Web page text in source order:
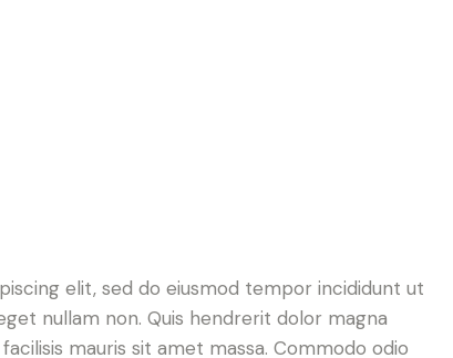
elit, sed do eiusmod tempor incididunt ut
nullam non. Quis hendrerit dolor magna
mauris sit amet massa. Commodo odio